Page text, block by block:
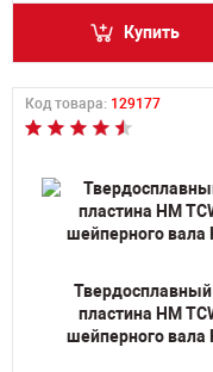
Купить
Код товара: 129177
пластина HM
шейперного вала